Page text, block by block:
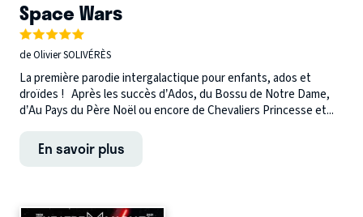
Space Wars
de Olivier SOLIVÉRÈS
La première parodie intergalactique pour enfants, ados et
droïdes ! Après les succès d’Ados, du Bossu de Notre Dame,
d’Au Pays du Père Noël ou encore de Chevaliers Princesse et...
En savoir plus